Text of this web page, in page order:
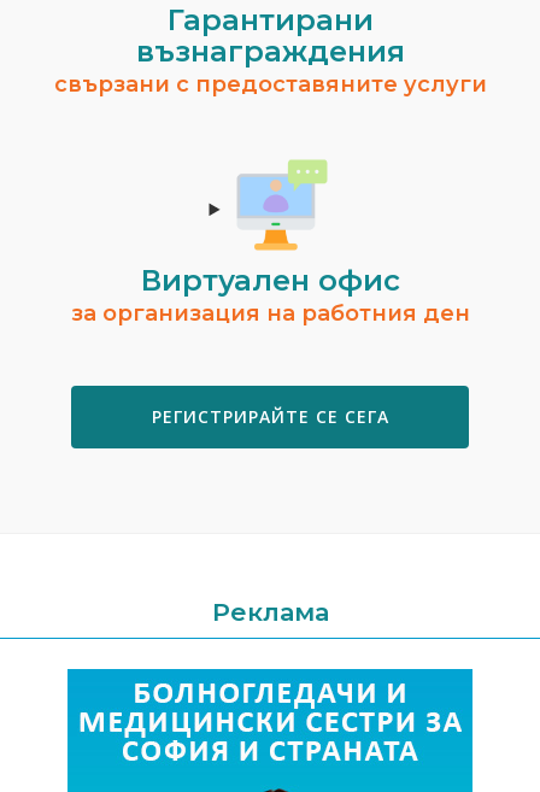
Гарантирани
възнаграждения
свързани с предоставяните услуги
Виртуален офис
за организация на работния ден
РЕГИСТРИРАЙТЕ СЕ СЕГА
Реклама